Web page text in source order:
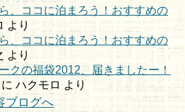
、ココに泊まろう！おすすめの
より
、ココに泊まろう！おすすめの
より
クの福袋2012、届きましたー！
に ハクモロ より